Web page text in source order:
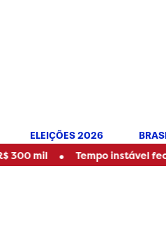
ELEIÇÕES 2026
• Tempo instável fecha